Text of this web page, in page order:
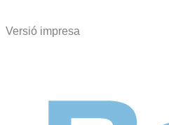
Versió impresa